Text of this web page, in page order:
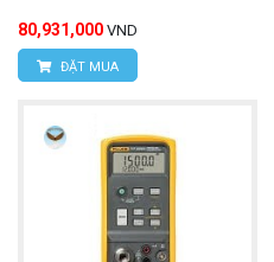
80,931,000 VND
ĐẶT MUA